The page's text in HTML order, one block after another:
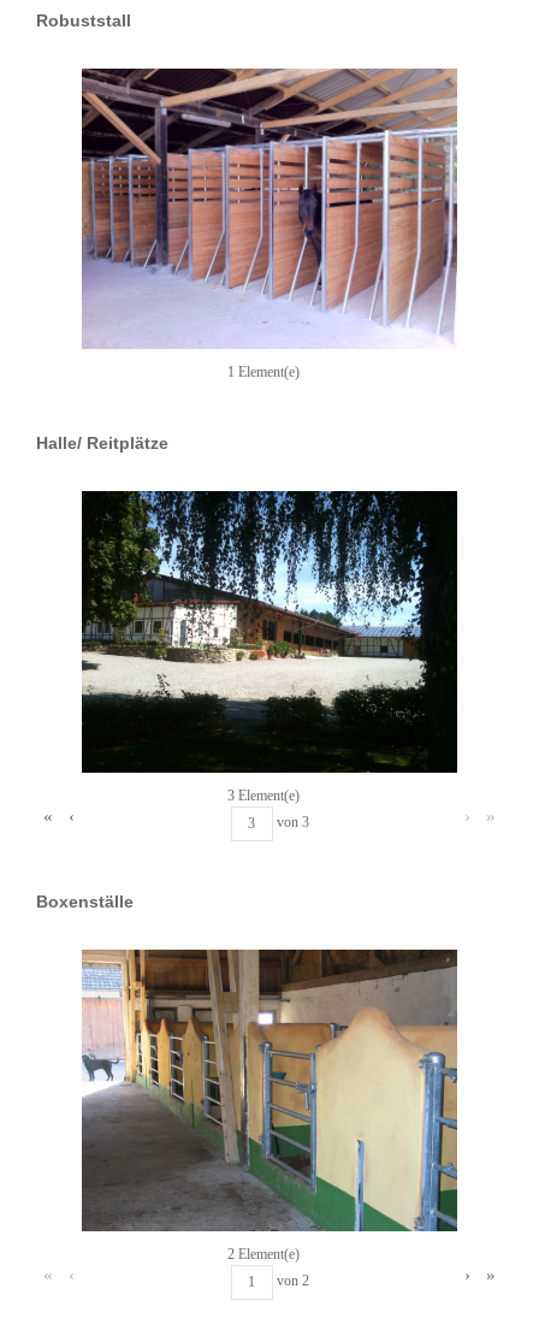
Robuststall
1 Element(e)
Halle/ Reitplätze
3 Element(e)
« ‹ von 3 › »
Boxenställe
2 Element(e)
« ‹ von 2 › »